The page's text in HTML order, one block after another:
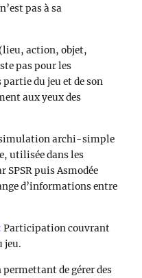
pas à sa
action, objet,
pas pour les
du jeu et de son
aux yeux des
simulation archi-simple
utilisée dans les
SPSR puis Asmodée
d’informations entre
Participation couvrant
jeu.
de gérer des